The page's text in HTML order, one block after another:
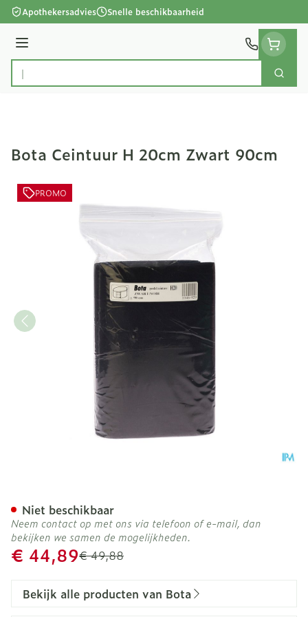
Ga naar de inhoud
Apothekersadvies Snelle beschikbaarheid
Menu
Product, merk, categorie...
Zoek
Bota Ceintuur H 20cm Zwart 90cm
PROMO
Adviesprijs
€ 49,88
Promotie prijs
€ 44,89
Niet beschikbaar
Neem contact op met ons via telefoon of e-mail, dan
bekijken we samen de mogelijkheden.
Bekijk alle producten van Bota